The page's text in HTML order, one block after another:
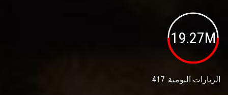
19.27M
الزيارات اليومية: 417